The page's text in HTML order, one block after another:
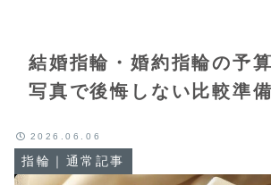
結婚指輪・婚約指輪の予算
写真で後悔しない比較準備
指輪｜通常記事
2026.06.06